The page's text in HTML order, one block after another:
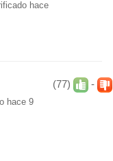
hace
(77) -
hace 9